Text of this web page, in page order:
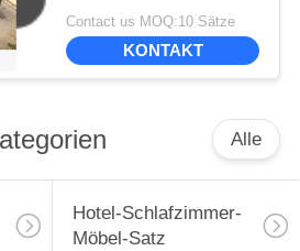
Freizeitstuhl
Kaffeetisch
Contact us MOQ:10 Sätze
KONTAKT
Alle
Hotel-Schlafzimmer-
Möbel-Satz